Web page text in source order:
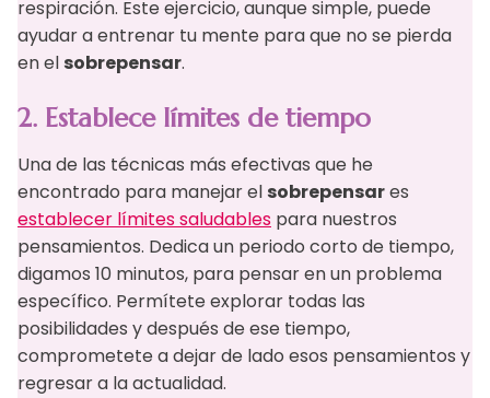
respiración. Este ejercicio, aunque simple, puede
ayudar a entrenar tu mente para que no se pierda
en el sobrepensar.
2. Establece límites de tiempo
Una de las técnicas más efectivas que he
encontrado para manejar el sobrepensares
establecer límites saludables para nuestros
pensamientos. Dedica un periodo corto de tiempo,
digamos 10 minutos, para pensar en un problema
específico. Permítete explorar todas las
posibilidades y después de ese tiempo,
comprometete a dejar de lado esos pensamientos y
regresar a la actualidad.